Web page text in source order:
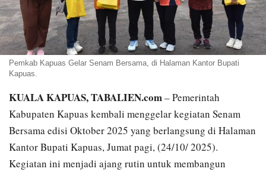
Pemkab Kapuas Gelar Senam Bersama, di Halaman Kantor Bupati
Kapuas.
KUALA KAPUAS, TABALIEN.com– Pemerintah
Kabupaten Kapuas kembali menggelar kegiatan Senam
Bersama edisi Oktober 2025 yang berlangsung di Halaman
Kantor Bupati Kapuas, Jumat pagi, (24/10/ 2025).
Kegiatan ini menjadi ajang rutin untuk membangun